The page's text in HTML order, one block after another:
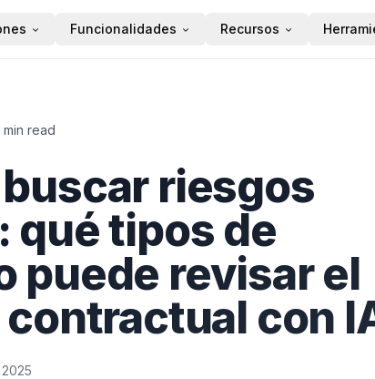
Funcionalidades Recursos
min read
riesgos
qué tipos de
puede revisar el
con